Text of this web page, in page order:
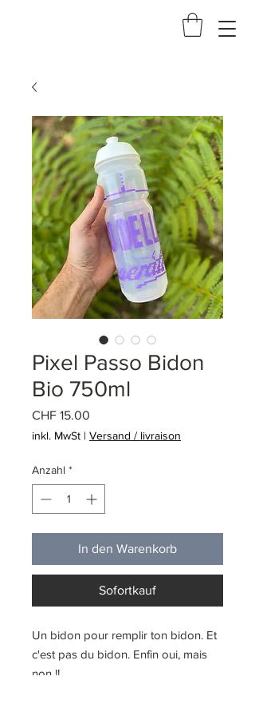
Pixel Passo Bidon
Bio 750ml
CHF 15.00
inkl. MwSt | Versand / livraison
Anzahl *
In den Warenkorb
Sofortkauf
Un bidon pour remplir ton bidon. Et
c'est pas du bidon. Enfin oui, mais
non !!